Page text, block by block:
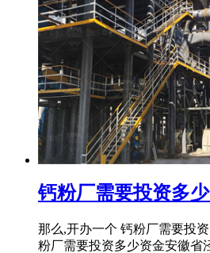
钙粉厂需要投资多
那么,开办一个 钙粉厂需要投
粉厂需要投资多少资金安徽省